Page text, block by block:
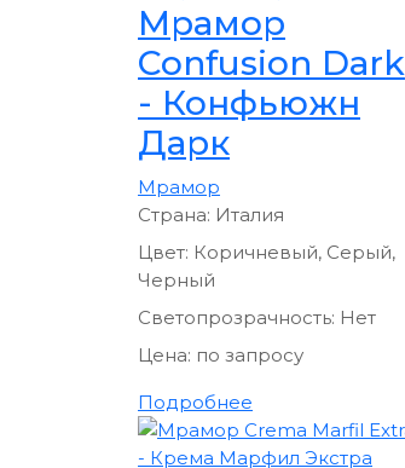
Мрамор
Confusion Dark
- Конфьюжн
Дарк
Мрамор
Страна: Италия
Цвет: Коричневый, Серый,
Черный
Светопрозрачность: Нет
Цена: по запросу
Подробнее